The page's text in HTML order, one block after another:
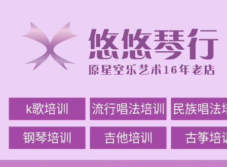
k歌培训 流行唱法培训 民族唱法
钢琴培训 吉他培训 古筝培